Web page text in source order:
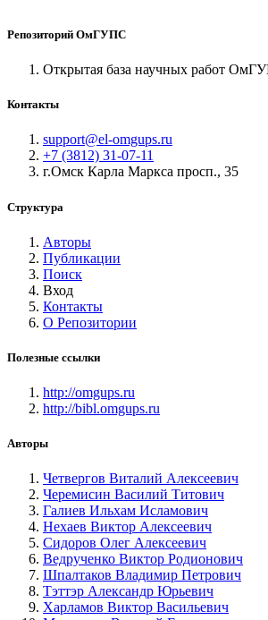
Репозиторий ОмГУПС
Открытая база научных работ
Контакты
support@el-omgups.ru
+7 (3812) 31-07-11
г.Омск Карла Маркса просп., 35
Структура
Авторы
Публикации
Поиск
Вход
Контакты
О Репозитории
Полезные ссылки
http://omgups.ru
http://bibl.omgups.ru
Авторы
Четвергов Виталий Алексеевич
Черемисин Василий Титович
Галиев Ильхам Исламович
Нехаев Виктор Алексеевич
Сидоров Олег Алексеевич
Ведрученко Виктор Родионович
Шпалтаков Владимир Петрович
Тэттэр Александр Юрьевич
Харламов Виктор Васильевич